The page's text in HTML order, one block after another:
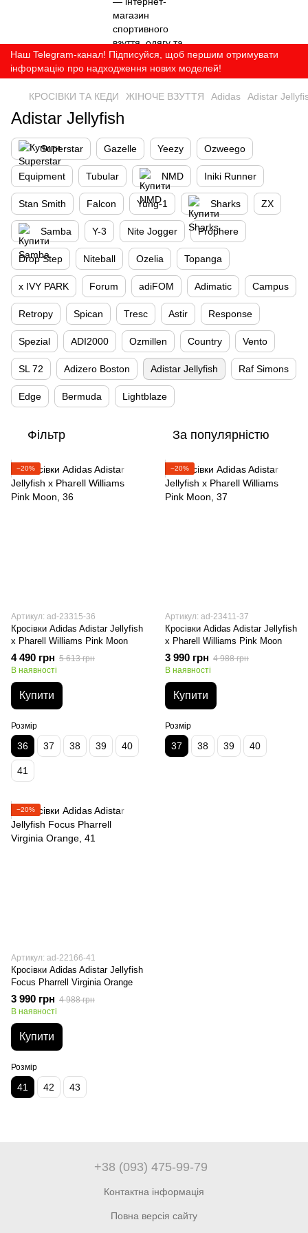
Наш Telegram-канал! Підписуйся, щоб першим отримувати
інформацію про надходження нових моделей!
КРОСІВКИ ТА КЕДИ ЖІНОЧЕ ВЗУТТЯ Adidas Adistar
Adistar Jellyfish
Superstar Gazelle Yeezy Ozweego
Equipment Tubular NMD Iniki Runner
Stan Smith Falcon Yung-1 Sharks ZX
Samba Y-3 Nite Jogger Prophere
Drop Step Niteball Ozelia Topanga
x IVY PARK Forum adiFOM Adimatic Campus
Retropy Spican Tresc Astir Response
Spezial ADI2000 Ozmillen Country Vento
SL 72 Adizero Boston Adistar Jellyfish Raf Simons
Edge Bermuda Lightblaze
Фільтр За популярністю
−20%
Артикул: ad-23315-36
Кросівки Adidas Adistar Jellyfish
x Pharell Williams Pink Moon
4 490 грн 5 613 грн
В наявності
Купити
Розмір
36 37 38 39 40
41
−20%
Артикул: ad-23411-37
Кросівки Adidas Adistar Jellyfish
x Pharell Williams Pink Moon
3 990 грн 4 988 грн
В наявності
Купити
Розмір
37 38 39 40
−20%
Артикул: ad-22166-41
Кросівки Adidas Adistar Jellyfish
Focus Pharrell Virginia Orange
3 990 грн 4 988 грн
В наявності
Купити
Розмір
41 42 43
+38 (093) 475-99-79
Контактна інформація
Повна версія сайту